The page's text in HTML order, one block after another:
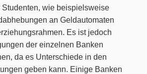
Studenten, wie beispielsweise
an Geldautomaten
Es ist jedoch
der einzelnen Banken
da es Unterschiede in den
geben kann. Einige Banken